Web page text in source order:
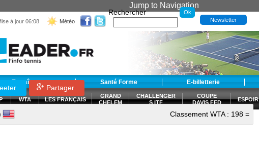
Jump to Navigation
à jour 06:08 Météo
Rechercher
Newsletter
Entraînement Santé Forme E-billetterie
WTA LES FRANÇAIS
GRAND
CHELEM
CHALLENGER
S ITF
COUPE
DAVIS FED
ESPOIR
S
Partager
Classement WTA : 198 =